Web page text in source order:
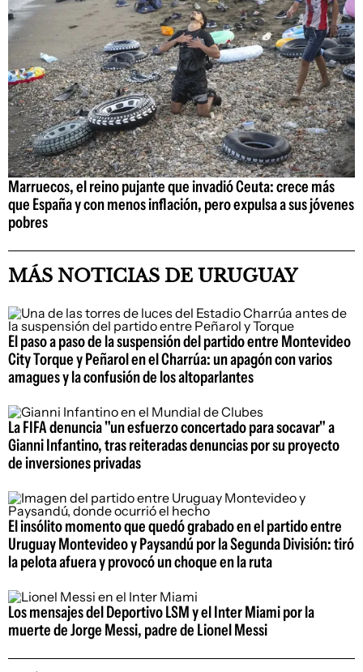
Marruecos, el reino pujante que invadió Ceuta: crece más
que España y con menos inflación, pero expulsa a sus jóvenes
pobres
MÁS NOTICIAS DE URUGUAY
El paso a paso de la suspensión del partido entre Montevideo
City Torque y Peñarol en el Charrúa: un apagón con varios
amagues y la confusión de los altoparlantes
La FIFA denuncia "un esfuerzo concertado para socavar" a
Gianni Infantino, tras reiteradas denuncias por su proyecto
de inversiones privadas
El insólito momento que quedó grabado en el partido entre
Uruguay Montevideo y Paysandú por la Segunda División: tiró
la pelota afuera y provocó un choque en la ruta
Los mensajes del Deportivo LSM y el Inter Miami por la
muerte de Jorge Messi, padre de Lionel Messi